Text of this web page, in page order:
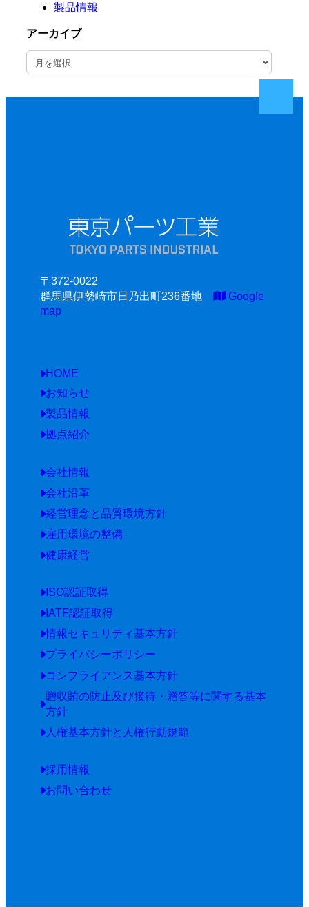
製品情報
アーカイブ
ア
ー
イ
〒372-0022
群馬県伊勢崎市日乃出町236番地
Google
map
HOME
お知らせ
製品情報
拠点紹介
会社情報
会社沿革
経営理念と品質環境方針
雇用環境の整備
健康経営
ISO認証取得
IATF認証取得
情報セキュリティ基本方針
プライバシーポリシー
コンプライアンス基本方針
贈収賄の防止及び接待・贈答等に関する基本
方針
人権基本方針と人権行動規範
採用情報
お問い合わせ